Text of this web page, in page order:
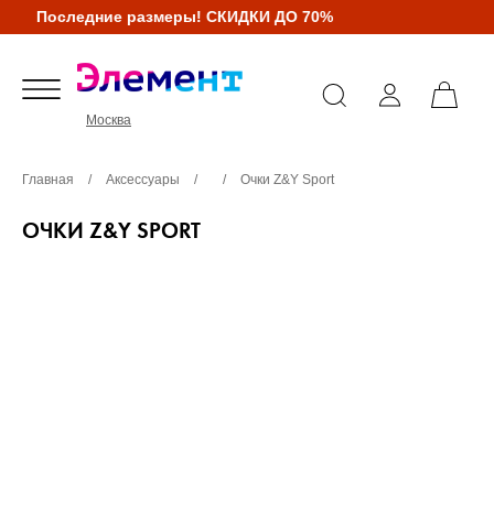
Последние размеры! СКИДКИ ДО 70%
Москва
Главная / Аксессуары / / Очки Z&Y Sport
ОЧКИ Z&Y SPORT